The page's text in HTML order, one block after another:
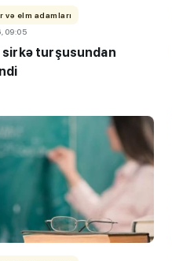
və elm adamları
09:05
sirkə turşusundan